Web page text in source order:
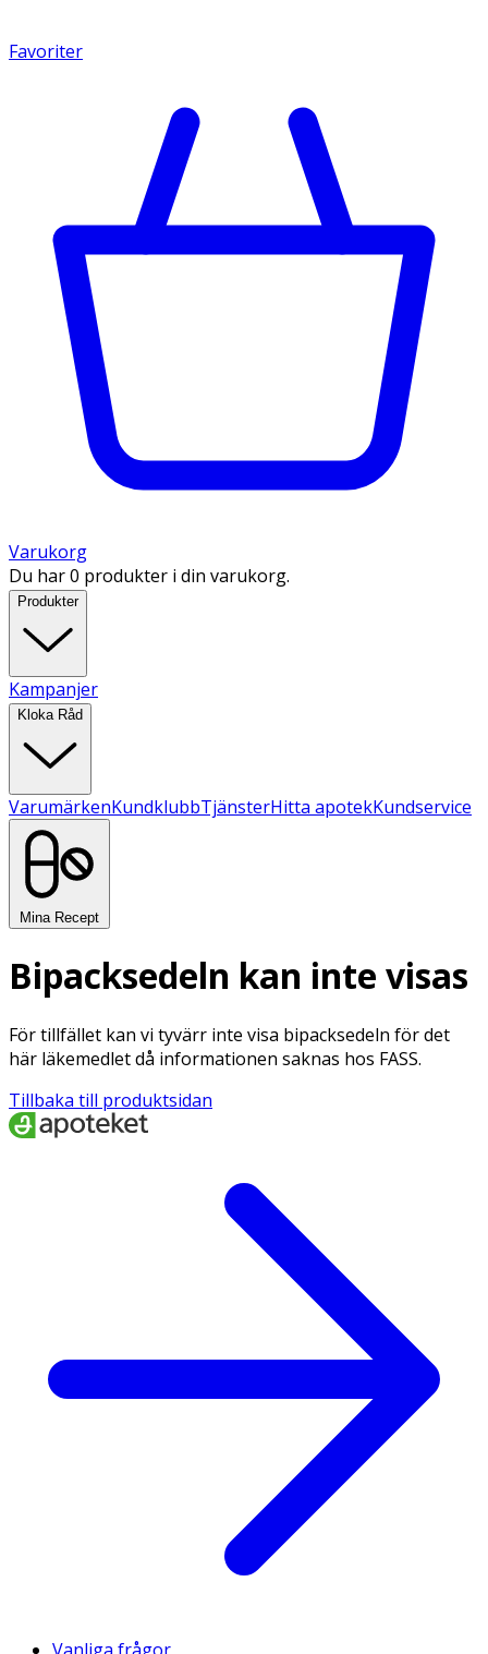
Favoriter
Varukorg
Du har 0 produkter i din varukorg.
Produkter
Kampanjer
Kloka Råd
VarumärkenKundklubbTjänsterHitta apotekKundservice
Mina Recept
Bipacksedeln kan inte visas
För tillfället kan vi tyvärr inte visa bipacksedeln för det
här läkemedlet då informationen saknas hos FASS.
Tillbaka till produktsidan